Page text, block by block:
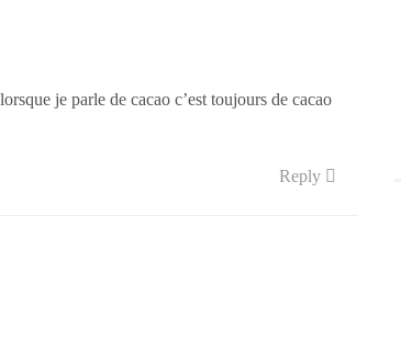
je parle de cacao c’est toujours de cacao
Reply